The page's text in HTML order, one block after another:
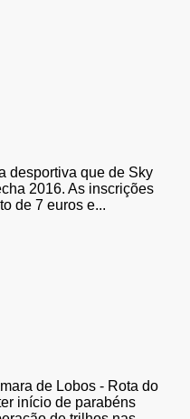
desportiva que de Sky
2016. As inscrições
de 7 euros e...
de Lobos - Rota do
início de parabéns